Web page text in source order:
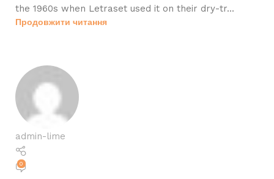
the 1960s when Letraset used it on their dry-tr...
Продовжити читання
admin-lime
0